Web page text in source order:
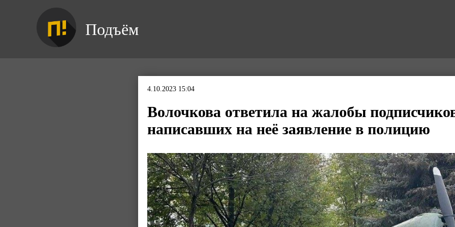
Подъём
4.10.2023 15:04
Волочкова ответила на жалобы
написавших на неё заявление в полицию